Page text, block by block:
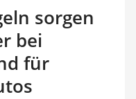
sorgen
bei
für